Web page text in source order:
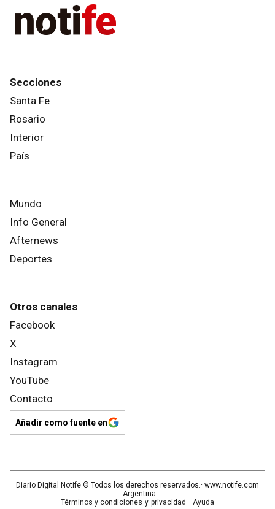
Secciones
Santa Fe
Rosario
Interior
País
Mundo
Info General
Afternews
Deportes
Otros canales
Facebook
X
Instagram
YouTube
Contacto
Añadir como fuente en
Diario Digital Notife © Todos los derechos reservados.· www.notife.com
- Argentina
Términos y condiciones y privacidad · Ayuda